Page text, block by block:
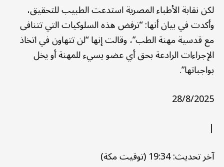
لكن نقابة الأطباء المصرية استدعت الطبيب للتحقيق،
وأكدت في بيان أنها: “ترفض هذه السلوكيات التي تتنافى
مع قدسية مهنة الطب”، وقالت إنها “لن تتهاون في اتخاذ
الإجراءات الرادعة بحق أي عضو يسيء للمهنة أو يخل
بواجباتها”.
28/8/2025
|
آخر تحديث: 19:34 (توقيت مكة)